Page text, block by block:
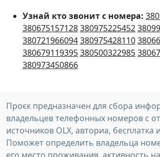
Узнай кто звонит с номера:
380675157128380975225452
380721966094380975428110
380679119395380500322985
380973450866
Проєк предназначен для сбора
владельцев телефонных номеров с
источников OLX, авториа, бесплатка
Поможет определить владельца